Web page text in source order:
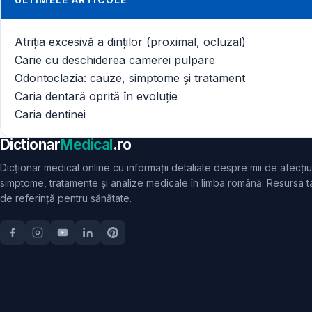
Atriția excesivă a dinților (proximal, ocluzal)
Carie cu deschiderea camerei pulpare
Odontoclazia: cauze, simptome și tratament
Caria dentară oprită în evoluție
Caria dentinei
DictionarMedical.ro
Dicționar medical online cu informații detaliate despre mii de
simptome, tratamente și analize medicale în limba română. Resursa
de referință pentru sănătate.